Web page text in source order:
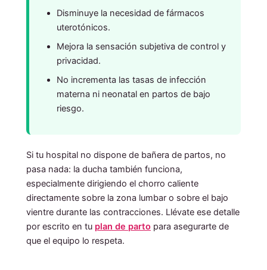
Disminuye la necesidad de fármacos
uterotónicos.
Mejora la sensación subjetiva de control y
privacidad.
No incrementa las tasas de infección
materna ni neonatal en partos de bajo
riesgo.
Si tu hospital no dispone de bañera de partos, no
pasa nada: la ducha también funciona,
especialmente dirigiendo el chorro caliente
directamente sobre la zona lumbar o sobre el bajo
vientre durante las contracciones. Llévate ese detalle
por escrito en tu plan de parto para asegurarte de
que el equipo lo respeta.